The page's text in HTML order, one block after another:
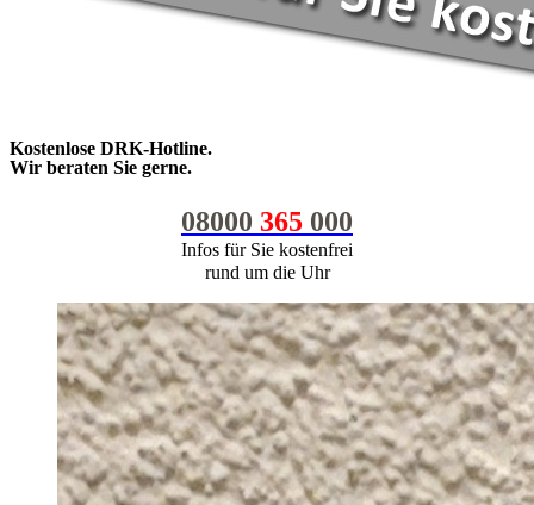
Kostenlose DRK-Hotline.
Wir beraten Sie gerne.
08000 365 000
Infos für Sie kostenfrei
rund um die Uhr